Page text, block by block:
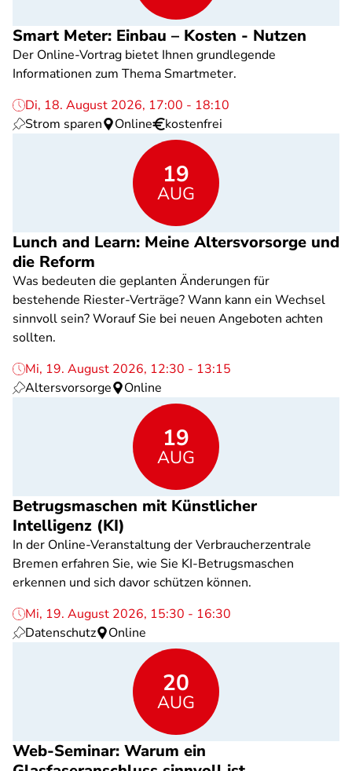
Smart Meter: Einbau – Kosten - Nutzen
Der Online-Vortrag bietet Ihnen grundlegende
Informationen zum Thema Smartmeter.
Di, 18. August 2026, 17:00 - 18:10
Strom sparen
Online kostenfrei
19
AUG
Lunch and Learn: Meine Altersvorsorge und
die Reform
Was bedeuten die geplanten Änderungen für
bestehende Riester-Verträge? Wann kann ein Wechsel
sinnvoll sein? Worauf Sie bei neuen Angeboten achten
sollten.
Mi, 19. August 2026, 12:30 - 13:15
Altersvorsorge
Online
19
AUG
Betrugsmaschen mit Künstlicher
Intelligenz (KI)
In der Online-Veranstaltung der Verbraucherzentrale
Bremen erfahren Sie, wie Sie KI-Betrugsmaschen
erkennen und sich davor schützen können.
Mi, 19. August 2026, 15:30 - 16:30
Datenschutz
Online
20
AUG
Web-Seminar: Warum ein